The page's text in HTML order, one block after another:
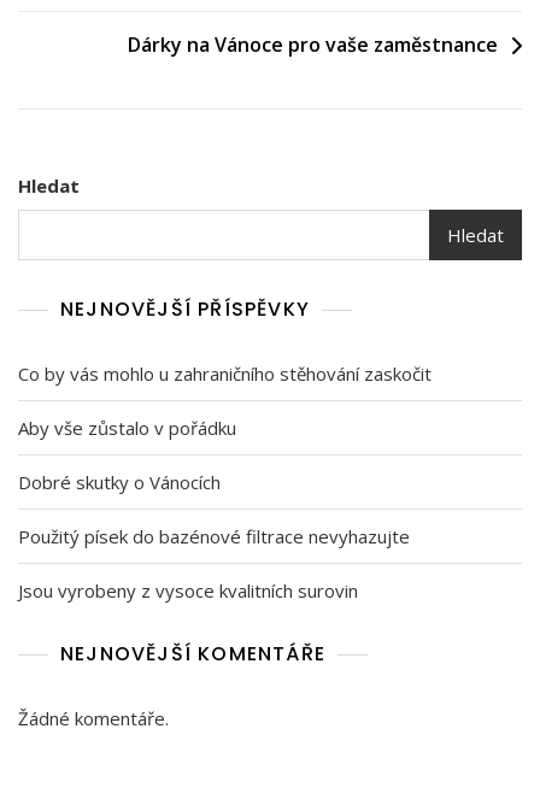
příspěvekDárky na Vánoce pro vaše zaměstnance
Hledat
Hledat
NEJNOVĚJŠÍ PŘÍSPĚVKY
Co by vás mohlo u zahraničního stěhování zaskočit
Aby vše zůstalo v pořádku
Dobré skutky o Vánocích
Použitý písek do bazénové filtrace nevyhazujte
Jsou vyrobeny z vysoce kvalitních surovin
NEJNOVĚJŠÍ KOMENTÁŘE
Žádné komentáře.